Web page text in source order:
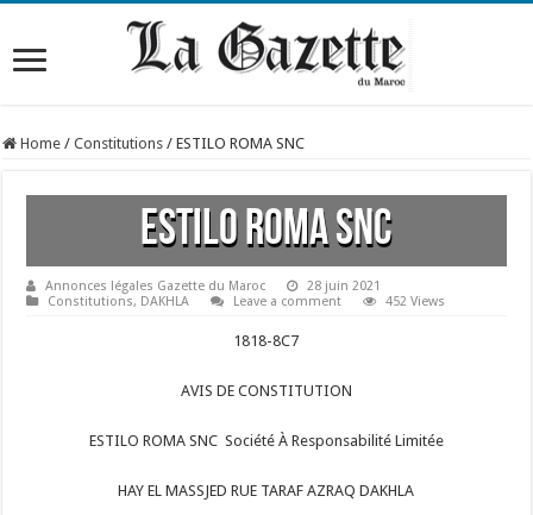
Home / Constitutions / ESTILO ROMA SNC
ESTILO ROMA SNC
Annonces légales Gazette du Maroc
28 juin 2021
Constitutions, DAKHLA Leave a comment 452 Views
1818-8C7
AVIS DE CONSTITUTION
ESTILO ROMA SNC Société À Responsabilité Limitée
HAY EL MASSJED RUE TARAF AZRAQ DAKHLA